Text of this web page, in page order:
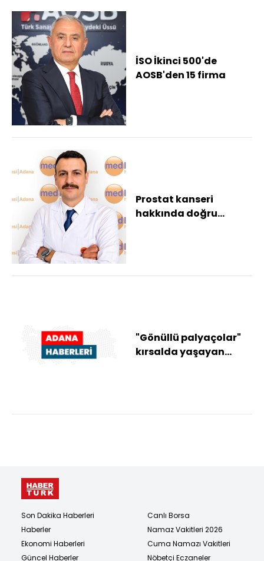
İSO İkinci 500'de
AOSB'den 15 firma
Prostat kanseri
hakkında doğru
"Gönüllü palyaçolar"
kırsalda yaşayan
Son Dakika Haberleri
Haberler
Ekonomi Haberleri
Güncel Haberler
Canlı Borsa
Namaz Vakitleri 2026
Cuma Namazı Vakitleri
Nöbetçi Eczaneler